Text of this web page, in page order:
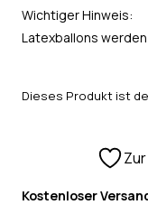
Wichtiger Hinweis:
Latexballons
Dieses Produkt ist
Kostenloser